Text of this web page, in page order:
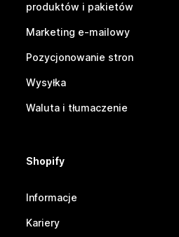
produktów i pakietów
Marketing e-mailowy
Pozycjonowanie stron
Wysyłka
Waluta i tłumaczenie
Shopify
Informacje
Kariery